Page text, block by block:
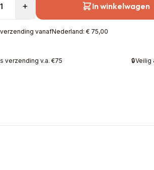
+ In winkelwagen
vanafNederland: € 75,00
verzending v.a. €75 🔒Veilig